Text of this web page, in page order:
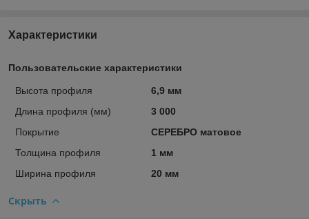
Характеристики
Пользовательские характеристики
Высота профиля
6,9 мм
Длина профиля (мм)
3 000
Покрытие
СЕРЕБРО матовое
Толщина профиля
1 мм
Ширина профиля
20 мм
Скрыть